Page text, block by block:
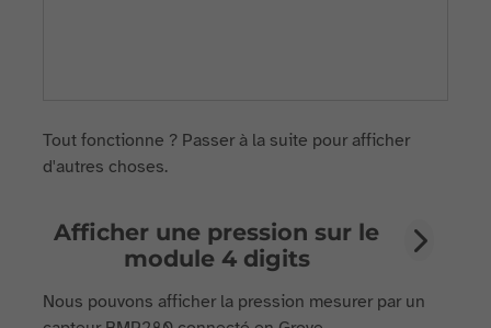
Tout fonctionne ? Passer à la suite pour afficher
d'autres choses.
Afficher une pression sur le
module 4 digits
Nous pouvons afficher la pression mesurer par un